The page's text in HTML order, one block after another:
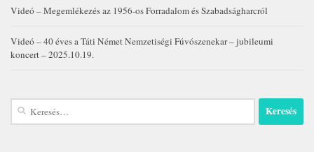
Videó – Megemlékezés az 1956-os Forradalom és Szabadságharcról
Videó – 40 éves a Táti Német Nemzetiségi Fúvószenekar – jubileumi
koncert – 2025.10.19.
Keresés: